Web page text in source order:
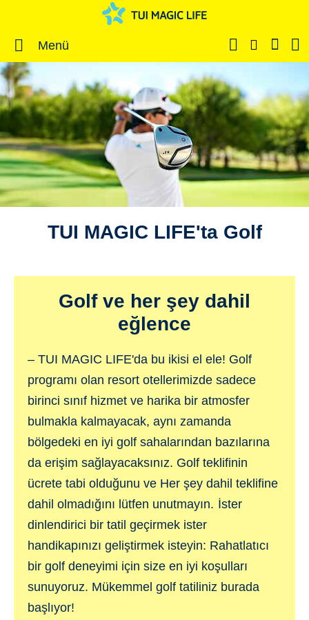
Menü
TUI MAGIC LIFE'ta Golf
Golf ve her şey dahil
eğlence
– TUI MAGIC LIFE'da bu ikisi el ele! Golf
programı olan resort otellerimizde sadece
birinci sınıf hizmet ve harika bir atmosfer
bulmakla kalmayacak, aynı zamanda
bölgedeki en iyi golf sahalarından bazılarına
da erişim sağlayacaksınız. Golf teklifinin
ücrete tabi olduğunu ve Her şey dahil teklifine
dahil olmadığını lütfen unutmayın. İster
dinlendirici bir tatil geçirmek ister
handikapınızı geliştirmek isteyin: Rahatlatıcı
bir golf deneyimi için size en iyi koşulları
sunuyoruz. Mükemmel golf tatiliniz burada
başlıyor!